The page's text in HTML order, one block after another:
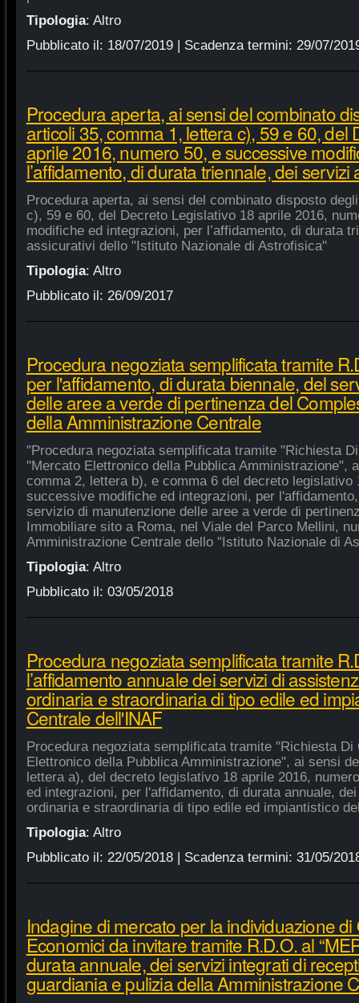
Tipologia: Altro
Pubblicato il: 18/07/2019| Scadenza termini: 29/07/
Procedura aperta, ai sensi del combinato
articoli 35, comma 1, lettera c), 59 e 60, del
aprile 2016, numero 50, e successive
l’affidamento, di durata triennale, dei servizi
Procedura aperta, ai sensi del combinato disposto
c), 59 e 60, del Decreto Legislativo 18 aprile 2016,
modifiche ed integrazioni, per l’affidamento, di durata
assicurativi dello "Istituto Nazionale di Astrofisica"
Tipologia: Altro
Pubblicato il: 26/09/2017
Procedura negoziata semplificata tramite
per l'affidamento, di durata biennale, del
delle aree a verde di pertinenza del
della Amministrazione Centrale
"Procedura negoziata semplificata tramite "Richiesta
"Mercato Elettronico della Pubblica Amministrazione",
comma 2, lettera b), e comma 6 del decreto legislativo
successive modifiche ed integrazioni, per
servizio di manutenzione delle aree a verde di
Immobiliare sito a Roma, nel Viale del Parco Mellini,
Amministrazione Centrale dello "Istituto Nazionale di
Tipologia: Altro
Pubblicato il: 03/05/2018
Procedura negoziata semplificata tramite
l’affidamento annuale dei servizi di
ordinaria e straordinaria di tipo edile ed
Centrale dell'INAF
Procedura negoziata semplificata tramite "Richiesta
Elettronico della Pubblica Amministrazione", ai sensi
lettera a), del decreto legislativo 18 aprile 2016,
ed integrazioni, per l'affidamento, di durata annuale,
ordinaria e straordinaria di tipo edile ed impiantistico
Tipologia: Altro
Pubblicato il: 22/05/2018| Scadenza termini: 31/05/
Indagine di mercato per la individuazione
Economici da invitare tramite R.D.O. al
durata annuale, dei servizi integrati di
guardiania e pulizia della Amministrazione